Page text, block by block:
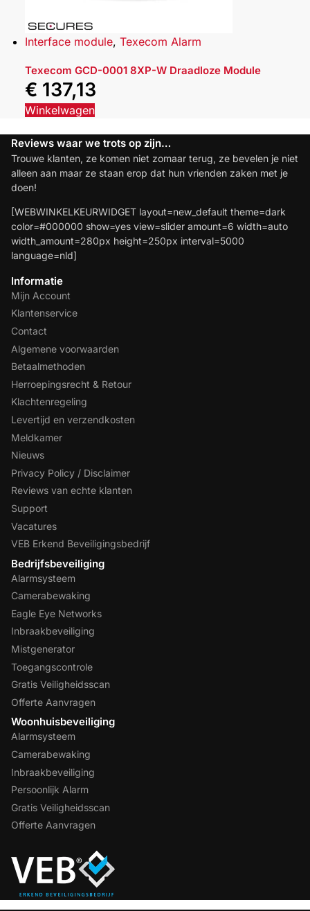
Interface module, Texecom Alarm
Texecom GCD-0001 8XP-W Draadloze Module
€ 137,13
Winkelwagen
Reviews waar we trots op zijn…
Trouwe klanten, ze komen niet zomaar terug, ze bevelen je niet
alleen aan maar ze staan erop dat hun vrienden zaken met je
doen!
[WEBWINKELKEURWIDGET layout=new_default theme=dark
color=#000000 show=yes view=slider amount=6 width=auto
width_amount=280px height=250px interval=5000
language=nld]
Informatie
Mijn Account
Klantenservice
Contact
Algemene voorwaarden
Betaalmethoden
Herroepingsrecht & Retour
Klachtenregeling
Levertijd en verzendkosten
Meldkamer
Nieuws
Privacy Policy / Disclaimer
Reviews van echte klanten
Support
Vacatures
VEB Erkend Beveiligingsbedrijf
Bedrijfsbeveiliging
Alarmsysteem
Camerabewaking
Eagle Eye Networks
Inbraakbeveiliging
Mistgenerator
Toegangscontrole
Gratis Veiligheidsscan
Offerte Aanvragen
Woonhuisbeveiliging
Alarmsysteem
Camerabewaking
Inbraakbeveiliging
Persoonlijk Alarm
Gratis Veiligheidsscan
Offerte Aanvragen